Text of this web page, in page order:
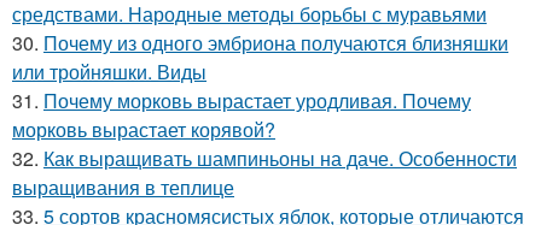
средствами. Народные методы борьбы с муравьями
30. Почему из одного эмбриона получаются близняшки
или тройняшки. Виды
31. Почему морковь вырастает уродливая. Почему
морковь вырастает корявой?
32. Как выращивать шампиньоны на даче. Особенности
выращивания в теплице
33. 5 сортов красномясистых яблок, которые отличаются